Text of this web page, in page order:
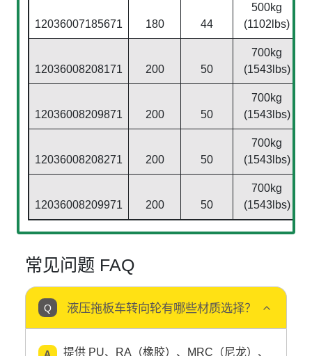
12036007185671 180 44
500kg
(1102lbs)
12036008208171 200 50
700kg
(1543lbs)
12036008209871 200 50
700kg
(1543lbs)
12036008208271 200 50
700kg
(1543lbs)
12036008209971 200 50
700kg
(1543lbs)
常见问题 FAQ
液压拖板车转向轮有哪些材质选择？
提供 PU、RA（橡胶）、MRC（尼龙）、